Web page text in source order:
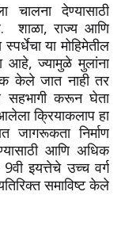
चालना देण्यासाठी
शाळा, राज्य आणि
स्पर्धेचा या मोहिमेतील
ज्यामुळे मुलांना
केले जात नाही तर
सहभागी करून घेता
क्रियाकलाप हा
जागरूकता निर्माण
आणि अधिक
इयत्तेचे उच्च वर्ग
समाविष्ट केले